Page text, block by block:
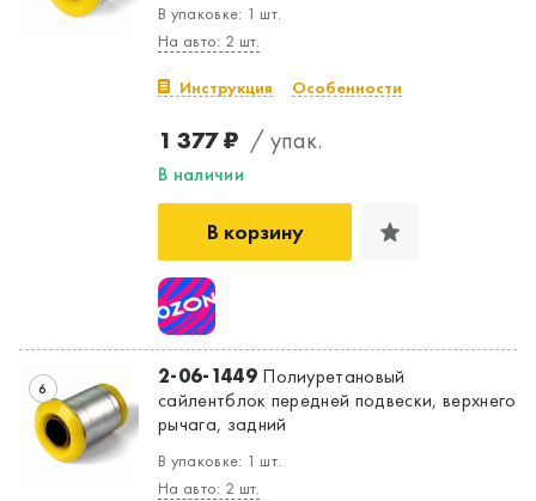
В упаковке: 1 шт.
На авто: 2 шт.
Инструкция Особенности
1 377 ₽ / упак.
В наличии
В корзину
6 2-06-1449Полиуретановый
сайлентблок передней подвески, верхнего
рычага, задний
В упаковке: 1 шт.
На авто: 2 шт.